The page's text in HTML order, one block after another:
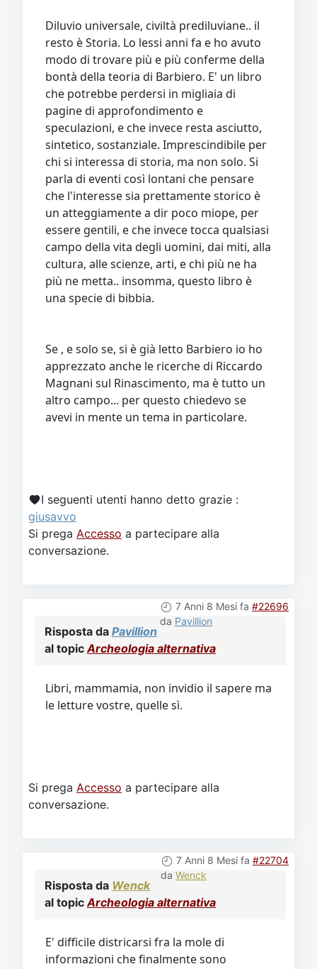
Diluvio universale, civiltà prediluviane.. il
resto è Storia. Lo lessi anni fa e ho avuto
modo di trovare più e più conferme della
bontà della teoria di Barbiero. E' un libro
che potrebbe perdersi in migliaia di
pagine di approfondimento e
speculazioni, e che invece resta asciutto,
sintetico, sostanziale. Imprescindibile per
chi si interessa di storia, ma non solo. Si
parla di eventi così lontani che pensare
che l'interesse sia prettamente storico è
un atteggiamente a dir poco miope, per
essere gentili, e che invece tocca qualsiasi
campo della vita degli uomini, dai miti, alla
cultura, alle scienze, arti, e chi più ne ha
più ne metta.. insomma, questo libro è
una specie di bibbia.
Se , e solo se, si è già letto Barbiero io ho
apprezzato anche le ricerche di Riccardo
Magnani sul Rinascimento, ma è tutto un
altro campo... per questo chiedevo se
avevi in mente un tema in particolare.
I seguenti utenti hanno detto grazie :
giusavvo
Si prega Accesso a partecipare alla
conversazione.
7 Anni 8 Mesi fa #22696
da Pavillion
Risposta da Pavillion
al topic Archeologia alternativa
Libri, mammamia, non invidio il sapere ma
le letture vostre, quelle sì.
Si prega Accesso a partecipare alla
conversazione.
7 Anni 8 Mesi fa #22704
da Wenck
Risposta da Wenck
al topic Archeologia alternativa
E' difficile districarsi fra la mole di
informazioni che finalmente sono